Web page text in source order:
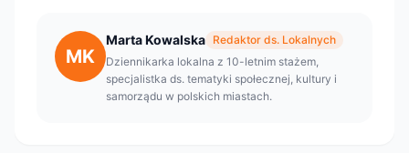
MK
Marta Kowalska Redaktor ds. Lokalnych
Dziennikarka lokalna z 10-letnim stażem,
specjalistka ds. tematyki społecznej, kultury i
samorządu w polskich miastach.